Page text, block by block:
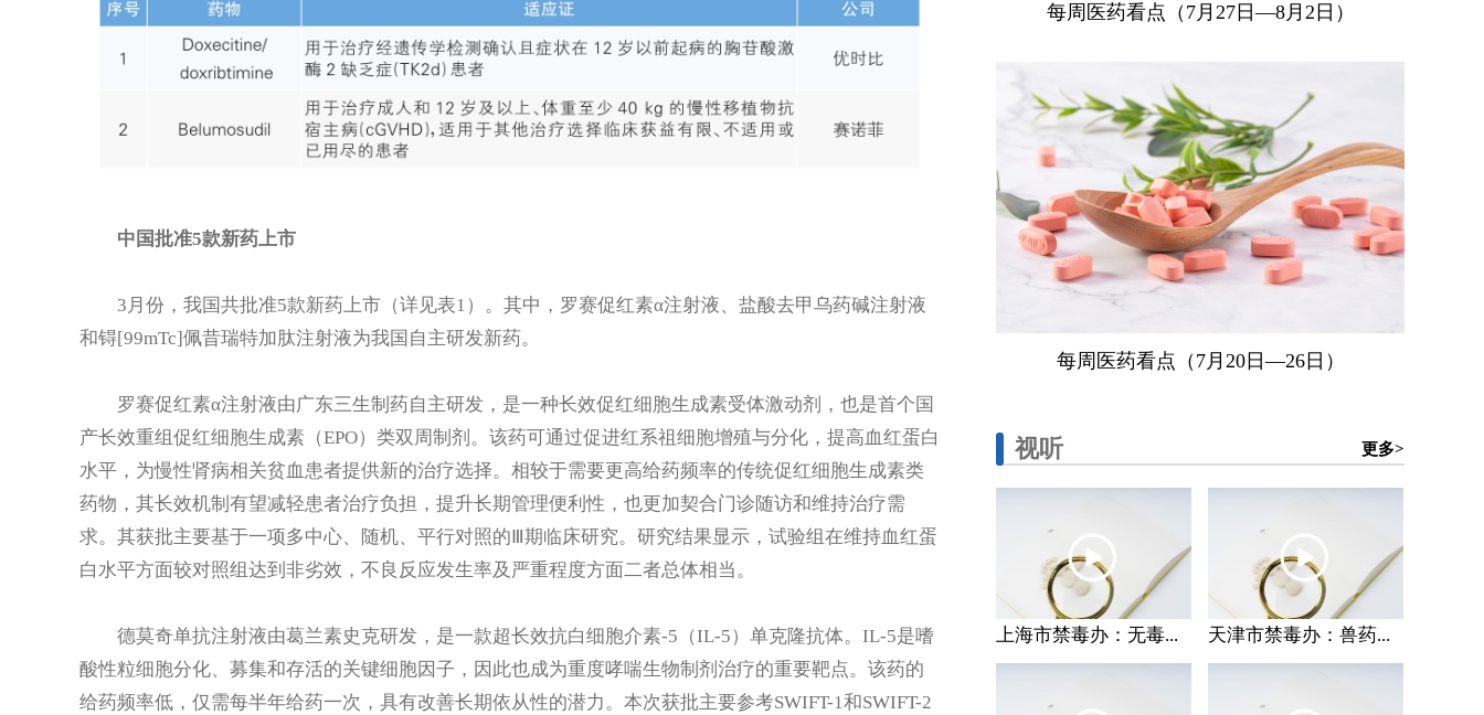
中国批准5款新药上市
3月份，我国共批准5款新药上市（详见表1）。其中，罗赛促红素α注射液、盐酸去甲乌药碱注射液
和锝[99mTc]佩昔瑞特加肽注射液为我国自主研发新药。
罗赛促红素α注射液由广东三生制药自主研发，是一种长效促红细胞生成素受体激动剂，也是首个国
产长效重组促红细胞生成素（EPO）类双周制剂。该药可通过促进红系祖细胞增殖与分化，提高血红蛋白
水平，为慢性肾病相关贫血患者提供新的治疗选择。相较于需要更高给药频率的传统促红细胞生成素类
药物，其长效机制有望减轻患者治疗负担，提升长期管理便利性，也更加契合门诊随访和维持治疗需
求。其获批主要基于一项多中心、随机、平行对照的Ⅲ期临床研究。研究结果显示，试验组在维持血红蛋
白水平方面较对照组达到非劣效，不良反应发生率及严重程度方面二者总体相当。
德莫奇单抗注射液由葛兰素史克研发，是一款超长效抗白细胞介素-5（IL-5）单克隆抗体。IL-5是嗜
酸性粒细胞分化、募集和存活的关键细胞因子，因此也成为重度哮喘生物制剂治疗的重要靶点。该药的
给药频率低，仅需每半年给药一次，具有改善长期依从性的潜力。本次获批主要参考SWIFT-1和SWIFT-2
每周医药看点（7月27日—8月2日）
每周医药看点（7月20日—26日）
视听 更多>
上海市禁毒办：无毒... 天津市禁毒办：兽药...